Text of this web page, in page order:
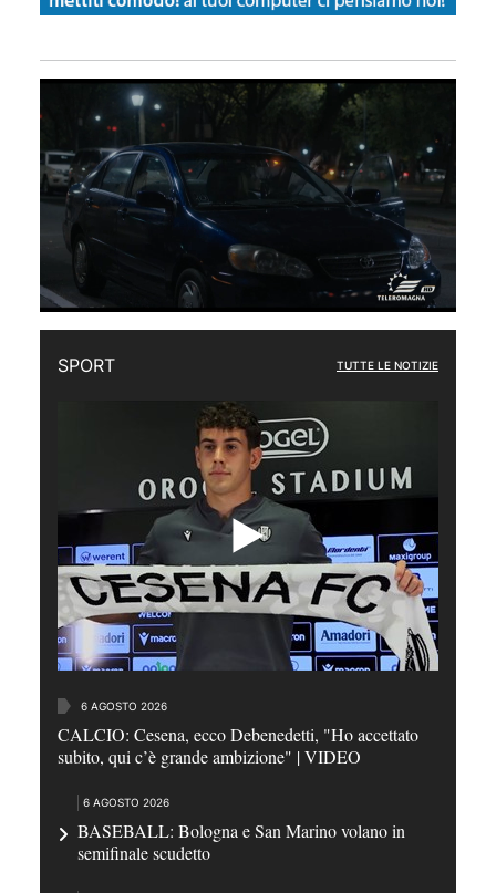
SPORT TUTTE LE NOTIZIE
6 AGOSTO 2026
CALCIO: Cesena, ecco Debenedetti, "Ho accettato
subito, qui c’è grande ambizione" | VIDEO
6 AGOSTO 2026
BASEBALL: Bologna e San Marino volano in
semifinale scudetto